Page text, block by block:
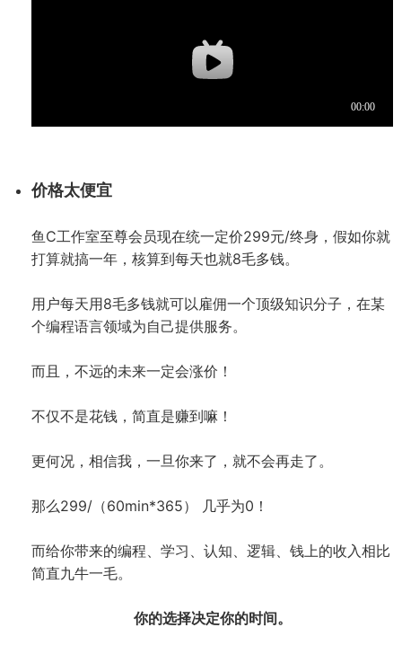
价格太便宜
鱼C工作室至尊会员现在统一定价299元/终身，假如你就
打算就搞一年，核算到每天也就8毛多钱。
用户每天用8毛多钱就可以雇佣一个顶级知识分子，在某
个编程语言领域为自己提供服务。
而且，不远的未来一定会涨价！
不仅不是花钱，简直是赚到嘛！
更何况，相信我，一旦你来了，就不会再走了。
那么299/（60min*365） 几乎为0！
而给你带来的编程、学习、认知、逻辑、钱上的收入相比
简直九牛一毛。
你的选择决定你的时间。